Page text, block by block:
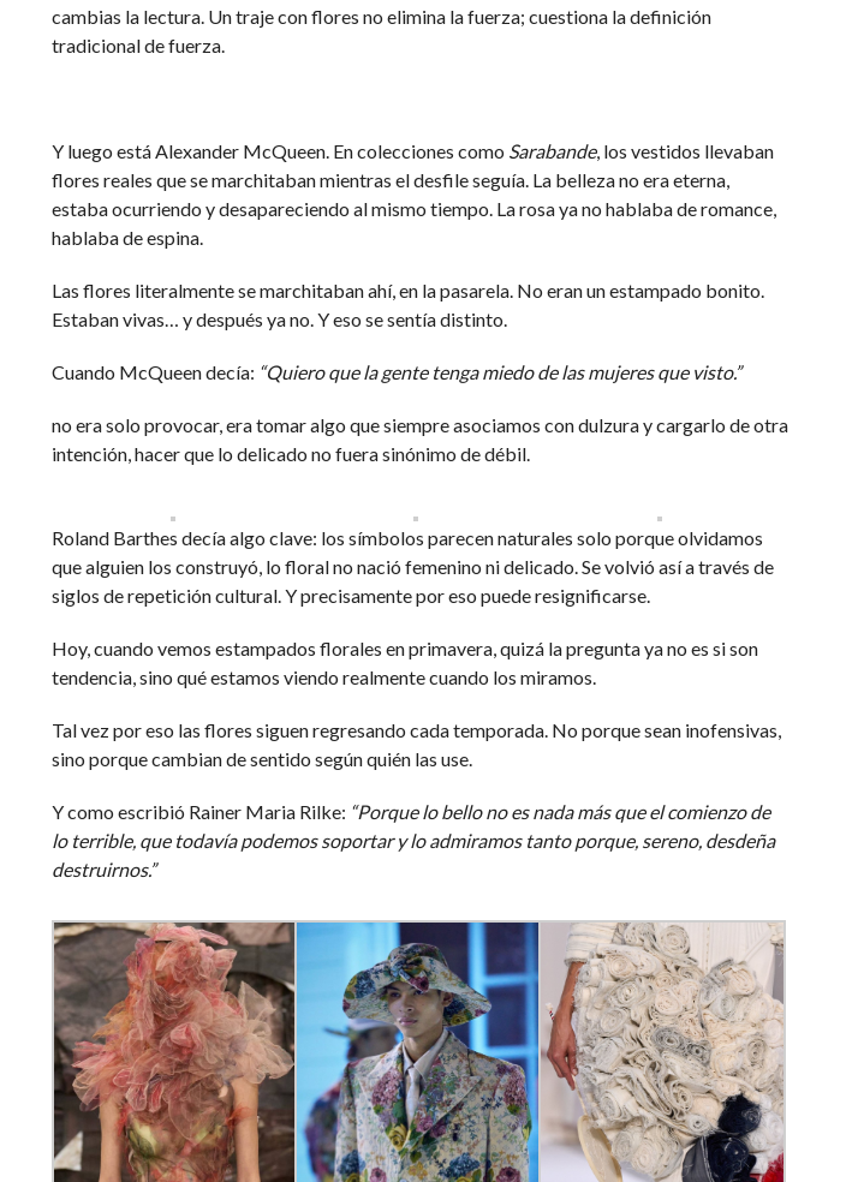
cambias la lectura. Un traje con flores no elimina la fuerza; cuestiona la definición
tradicional de fuerza.
Y luego está Alexander McQueen. En colecciones como Sarabande, los vestidos llevaban
flores reales que se marchitaban mientras el desfile seguía. La belleza no era eterna,
estaba ocurriendo y desapareciendo al mismo tiempo. La rosa ya no hablaba de romance,
hablaba de espina.
Las flores literalmente se marchitaban ahí, en la pasarela. No eran un estampado bonito.
Estaban vivas… y después ya no. Y eso se sentía distinto.
Cuando McQueen decía: “Quiero que la gente tenga miedo de las mujeres que visto.”
no era solo provocar, era tomar algo que siempre asociamos con dulzura y cargarlo de otra
intención, hacer que lo delicado no fuera sinónimo de débil.
Roland Barthes decía algo clave: los símbolos parecen naturales solo porque olvidamos
que alguien los construyó, lo floral no nació femenino ni delicado. Se volvió así a través de
siglos de repetición cultural. Y precisamente por eso puede resignificarse.
Hoy, cuando vemos estampados florales en primavera, quizá la pregunta ya no es si son
tendencia, sino qué estamos viendo realmente cuando los miramos.
Tal vez por eso las flores siguen regresando cada temporada. No porque sean inofensivas,
sino porque cambian de sentido según quién las use.
Y como escribió Rainer Maria Rilke: “Porque lo bello no es nada más que el comienzo de
lo terrible, que todavía podemos soportar y lo admiramos tanto porque, sereno, desdeña
destruirnos.”